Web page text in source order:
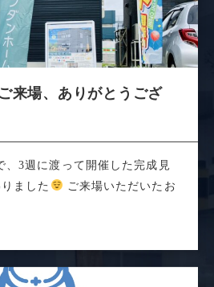
来場、ありがとうござ
、3週に渡って開催した完成見
ました
ご来場いただいたお